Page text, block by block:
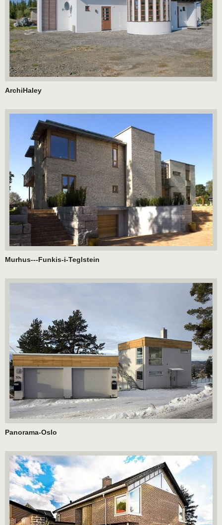
ArchiHaley
Murhus---Funkis-i-Teglstein
Panorama-Oslo